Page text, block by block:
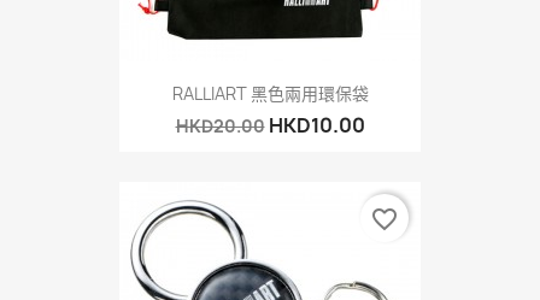
RALLIART 黑色兩用環保袋
HKD20.00 HKD10.00
favorite_border